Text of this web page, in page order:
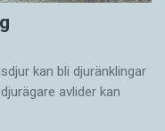
kan bli djuränklingar
avlider kan